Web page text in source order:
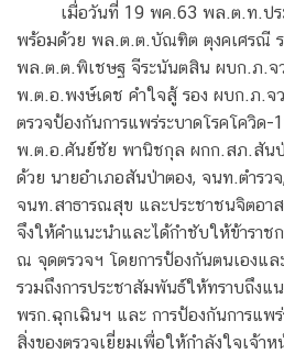
เมื่อวันที่ 19 พค.63 พล.ต.ท.ป
พร้อมด้วย พล.ต.ต.บัณฑิต ตุงคเศรณี
พล.ต.ต.พิเชษฐ จีระนันตสิน ผบก.ภ.จ
พ.ต.อ.พงษ์เดช คำใจสู้ รอง ผบก.ภ.จ
ตรวจป้องกันการแพร่ระบาดโรคโควิ
พ.ต.อ.ศันย์ชัย พานิชกุล ผกก.สภ.สันป่
ด้วย นายอำเภอสันป่าตอง, จนท.ตำรว
จนท.สาธารณสุข และประชาชนจิตอา
จึงให้คำแนะนำและได้กำชับให้ข้าราช
ณ จุดตรวจฯ โดยการป้องกันตนเองแล
รวมถึงการประชาสัมพันธ์ให้ทราบถึงแ
พรก.ฉุกเฉินฯ และ การป้องกันการแพ
สิ่งของตรวจเยี่ยมเพื่อให้กำลังใจเจ้า